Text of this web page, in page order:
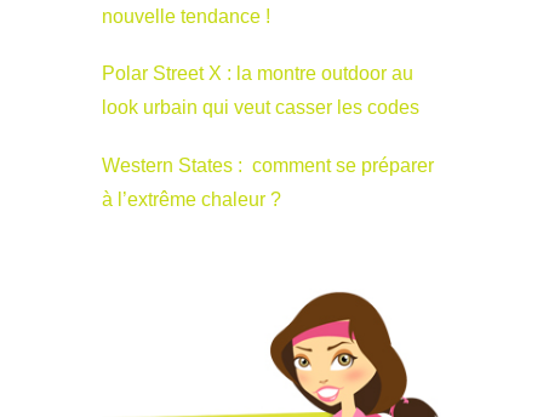
nouvelle tendance !
Polar Street X : la montre outdoor au
look urbain qui veut casser les codes
Western States : comment se préparer
à l’extrême chaleur ?